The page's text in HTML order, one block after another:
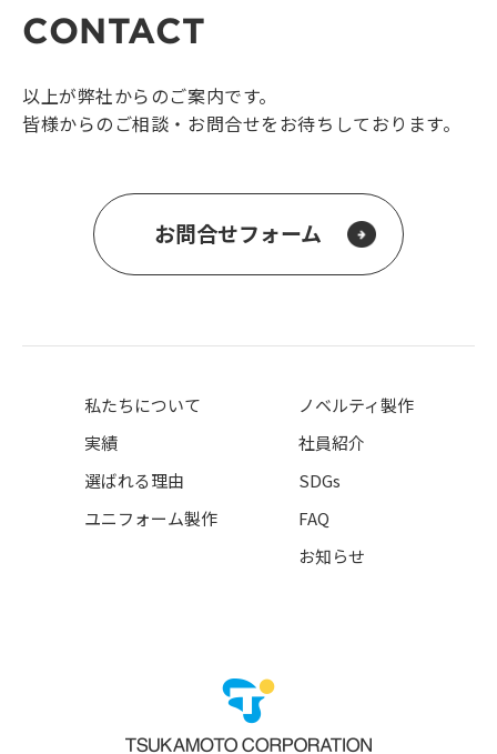
CONTACT
以上が弊社からのご案内です。
皆様からのご相談・お問合せをお待ちしております。
お問合せフォーム
私たちについて
実績
選ばれる理由
ユニフォーム製作
ノベルティ製作
社員紹介
SDGs
FAQ
お知らせ